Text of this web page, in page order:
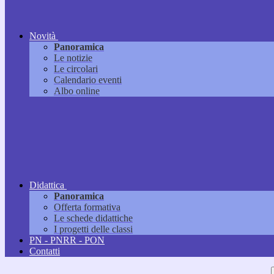
Novità
Panoramica
Le notizie
Le circolari
Calendario eventi
Albo online
Didattica
Panoramica
Offerta formativa
Le schede didattiche
I progetti delle classi
PN - PNRR - PON
Contatti